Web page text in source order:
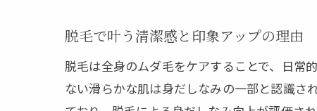
脱毛で叶う清潔感と印象アップの理由
脱毛は全身のムダ毛をケアすることで、日常
ない滑らかな肌は身だしなみの一部と認識さ